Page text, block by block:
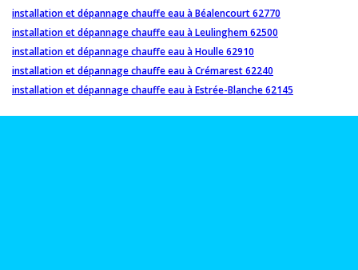
installation et dépannage chauffe eau à Béalencourt 62770
installation et dépannage chauffe eau à Leulinghem 62500
installation et dépannage chauffe eau à Houlle 62910
installation et dépannage chauffe eau à Crémarest 62240
installation et dépannage chauffe eau à Estrée-Blanche 62145